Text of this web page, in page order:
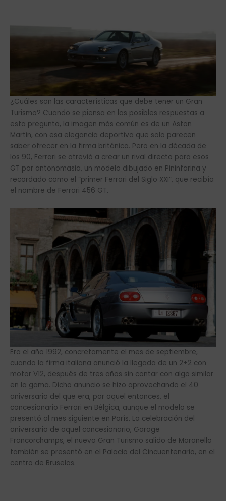
¿Cuáles son las características que debe tener un Gran
Turismo? Cuando se piensa en las posibles respuestas a
esta pregunta, la imagen más común es de un Aston
Martin, con esa elegancia deportiva que solo parecen
saber ofrecer en la firma británica. Pero en la década de
los 90, Ferrari se atrevió a crear un rival directo para esos
GT por antonomasia, un modelo dibujado en Pininfarina y
recordado como el “primer Ferrari del Siglo XXI”, que recibía
el nombre de Ferrari 456 GT.
Era el año 1992, concretamente el mes de septiembre,
cuando la firma italiana anunció la llegada de un 2+2 con
motor V12, después de tres años sin contar con algo similar
en la gama. Dicho anuncio se hizo aprovechando el 40
aniversario del que era, por aquel entonces, el
concesionario Ferrari en Bélgica, aunque el modelo se
presentó al mes siguiente en París. La celebración del
aniversario de aquel concesionario, Garage
Francorchamps, el nuevo Gran Turismo salido de Maranello
también se presentó en el Palacio del Cincuentenario, en el
centro de Bruselas.